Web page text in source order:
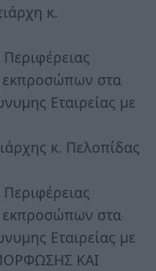
κ.
εκπροσώπων στα
Εταιρείας με
κ. Πελοπίδας
εκπροσώπων στα
Εταιρείας με
ΚΑΙ